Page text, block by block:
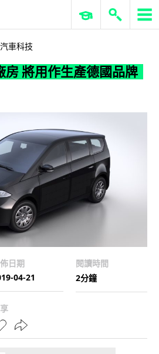
ERP 與商業 AI
汽車科技
房 將用作生產德國品牌
日期
04-21
閱讀時間
2分鐘